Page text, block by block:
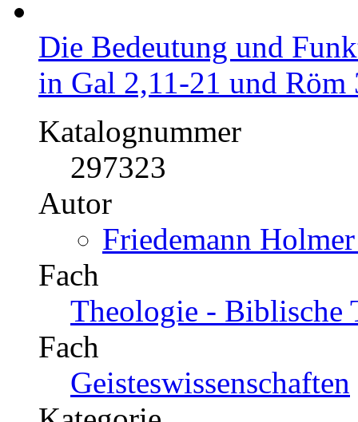
Die Bedeutung und
in Gal 2,11-21 und Röm
Katalognummer
297323
Autor
Friedemann
Fach
Theologie - Biblische
Fach
Geisteswissenschaften